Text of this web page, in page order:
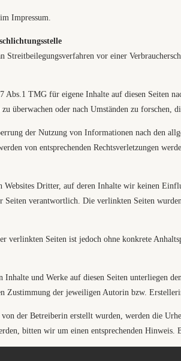
Impressum.
vor einer
Abs.1 TMG für eigene Inhalte auf diesen Seiten
überwachen oder nach Umständen zu forschen,
der Nutzung von Informationen nach den
von entsprechenden Rechtsverletzungen
Websites Dritter, auf deren Inhalte wir keinen
verantwortlich. Die verlinkten Seiten
verlinkten Seiten ist jedoch ohne konkrete
und Werke auf diesen Seiten unterliegen
Zustimmung der jeweiligen Autorin bzw.
der Betreiberin erstellt wurden, werden die
bitten wir um einen entsprechenden